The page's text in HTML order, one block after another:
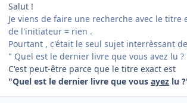
Salut !
Je viens de faire une recherche avec le titre
de l'initiateur = rien .
Pourtant , c'était le seul sujet interrèssant
" Quel est le dernier livre que vous avez lu ?
C'est peut-être parce que le titre exact est
"Quel est le dernier livre que vous ayez lu